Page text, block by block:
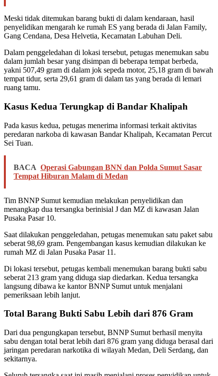
Meski tidak ditemukan barang bukti di dalam kendaraan, hasil
penyelidikan mengarah ke rumah ES yang berada di Jalan Family,
Gang Cendana, Desa Helvetia, Kecamatan Labuhan Deli.
Dalam penggeledahan di lokasi tersebut, petugas menemukan sabu
dalam jumlah besar yang disimpan di beberapa tempat berbeda,
yakni 507,49 gram di dalam jok sepeda motor, 25,18 gram di bawah
tempat tidur, serta 29,61 gram di dalam tas yang berada di lemari
ruang tamu.
Kasus Kedua Terungkap di Bandar Khalipah
Pada kasus kedua, petugas menerima informasi terkait aktivitas
peredaran narkoba di kawasan Bandar Khalipah, Kecamatan Percut
Sei Tuan.
BACA Operasi Gabungan BNN dan Polda Sumut Sasar
Tempat Hiburan Malam di Medan
Tim BNNP Sumut kemudian melakukan penyelidikan dan
menangkap dua tersangka berinisial J dan MZ di kawasan Jalan
Pusaka Pasar 10.
Saat dilakukan penggeledahan, petugas menemukan satu paket sabu
seberat 98,69 gram. Pengembangan kasus kemudian dilakukan ke
rumah MZ di Jalan Pusaka Pasar 11.
Di lokasi tersebut, petugas kembali menemukan barang bukti sabu
seberat 213 gram yang diduga siap diedarkan. Kedua tersangka
langsung dibawa ke kantor BNNP Sumut untuk menjalani
pemeriksaan lebih lanjut.
Total Barang Bukti Sabu Lebih dari 876 Gram
Dari dua pengungkapan tersebut, BNNP Sumut berhasil menyita
sabu dengan total berat lebih dari 876 gram yang diduga berasal dari
jaringan peredaran narkotika di wilayah Medan, Deli Serdang, dan
sekitarnya.